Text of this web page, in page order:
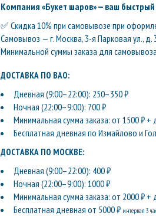
Компания «Букет шаров» — ваш
✅ Скидка 10% при самовывозе при
Самовывоз — г. Москва, 3-я Парковая ул.,
Минимальной суммы заказа для
ДОСТАВКА ПО ВАО:
Дневная (9:00–22:00): 250–350 ₽
Ночная (22:00–9:00): 700 ₽
Минимальная сумма заказа: от 1500 ₽ +
Бесплатная дневная по Измайлово и
ДОСТАВКА ПО МОСКВЕ:
Дневная (9:00–22:00): 400 ₽
Ночная (22:00–9:00): 1000 ₽
Минимальная сумма заказа: от 2000 ₽ +
Бесплатная дневная от 5000 ₽ интервал 3